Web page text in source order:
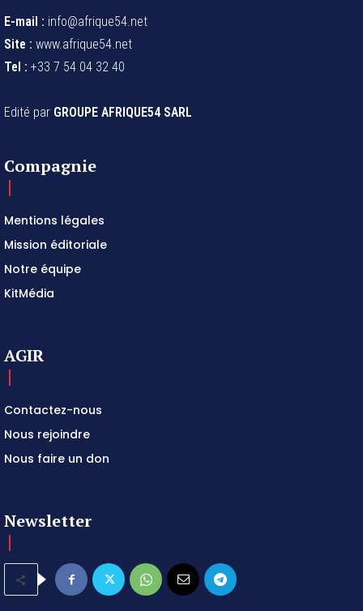
E-mail : info@afrique54.net
Site : www.afrique54.net
Tel : +33 7 54 04 32 40
Edité par GROUPE AFRIQUE54 SARL
Compagnie
Mentions légales
Mission éditoriale
Notre équipe
KitMédia
AGIR
Contactez-nous
Nous rejoindre
Nous faire un don
Newsletter